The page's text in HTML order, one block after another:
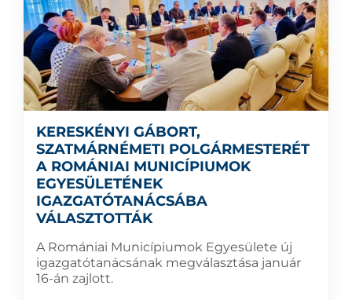
KERESKÉNYI GÁBORT,
SZATMÁRNÉMETI POLGÁRMESTERÉT
A ROMÁNIAI MUNICÍPIUMOK
EGYESÜLETÉNEK
IGAZGATÓTANÁCSÁBA
VÁLASZTOTTÁK
A Romániai Municípiumok Egyesülete új
igazgatótanácsának megválasztása január
16-án zajlott.